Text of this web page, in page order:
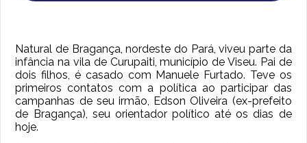
Natural de Bragança, nordeste do Pará, viveu parte da
infância na vila de Curupaiti, município de Viseu. Pai de
dois filhos, é casado com Manuele Furtado. Teve os
primeiros contatos com a política ao participar das
campanhas de seu irmão, Edson Oliveira (ex-prefeito
de Bragança), seu orientador político até os dias de
hoje.